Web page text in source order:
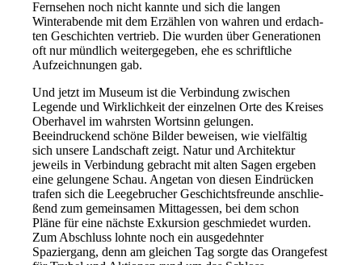
Fernsehen noch nicht kann­te und sich die lan­gen
Winterabende mit dem Erzählen von wah­ren und erdach­
ten Geschichten ver­trieb. Die wur­den über Generationen
oft nur münd­lich wei­ter­ge­ge­ben, ehe es schrift­li­che
Aufzeichnungen gab.
Und jetzt im Museum ist die Verbindung zwi­schen
Legende und Wirklichkeit der ein­zel­nen Orte des Kreises
Oberhavel im wahrs­ten Wortsinn gelun­gen.
Beeindruckend schö­ne Bilder bewei­sen, wie viel­fäl­tig
sich unse­re Landschaft zeigt. Natur und Architektur
jeweils in Verbindung gebracht mit alten Sagen erge­ben
eine gelun­ge­ne Schau. Angetan von die­sen Eindrücken
tra­fen sich die Leegebrucher Geschichtsfreunde anschlie­
ßend zum gemein­sa­men Mittagessen, bei dem schon
Pläne für eine nächs­te Exkursion geschmie­det wur­den.
Zum Abschluss lohn­te noch ein aus­ge­dehn­ter
Spaziergang, denn am glei­chen Tag sorg­te das Orangefest